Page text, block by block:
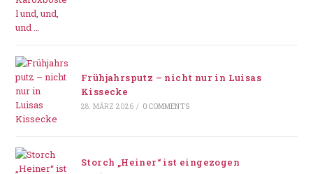
Frühjahrsputz – nicht nur in Luisas
Kissecke
28. MÄRZ 2026 / 0 COMMENTS
Storch „Heiner“ ist eingezogen